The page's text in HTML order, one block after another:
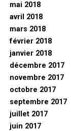
mai 2018
avril 2018
mars 2018
février 2018
janvier 2018
décembre 2017
novembre 2017
octobre 2017
septembre 2017
juillet 2017
juin 2017